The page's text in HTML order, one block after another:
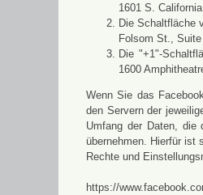
1601 S.
Die Schaltfläche
Folsom St.,
Die "+1"-
1600
Wenn Sie das
den Servern der
Umfang der Daten, die
übernehmen. Hierfür ist
Rechte und
https://